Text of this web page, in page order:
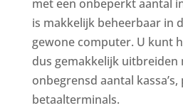
met een onbeperkt aantal
is makkelijk beheerbaar in
gewone computer. U kunt
dus gemakkelijk uitbreiden
onbegrensd aantal
betaalterminals.